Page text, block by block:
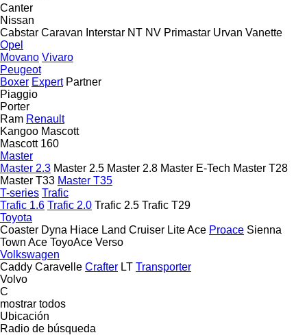
Canter
Nissan
Cabstar Caravan Interstar NT NV Primastar Urvan Vanette
Opel
Movano Vivaro
Peugeot
Boxer Expert Partner
Piaggio
Porter
Ram Renault
Kangoo Mascott
Mascott 160
Master
Master 2.3 Master 2.5 Master 2.8 Master E-Tech Master T28
Master T33 Master T35
T-series Trafic
Trafic 1.6 Trafic 2.0 Trafic 2.5 Trafic T29
Toyota
Coaster Dyna Hiace Land Cruiser Lite Ace Proace Sienna
Town Ace ToyoAce Verso
Volkswagen
Caddy Caravelle Crafter LT Transporter
Volvo
C
mostrar todos
Ubicación
Radio de búsqueda